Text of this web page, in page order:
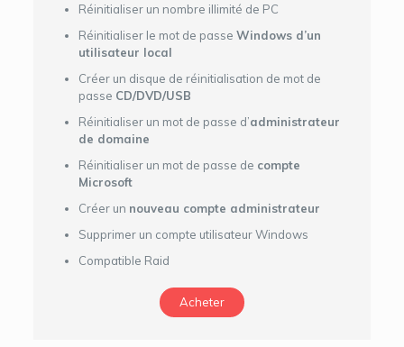
Réinitialiser un nombre illimité de PC
Réinitialiser le mot de passe Windows d’un
utilisateur local
Créer un disque de réinitialisation de mot de
passe CD/DVD/USB
Réinitialiser un mot de passe d’administrateur
de domaine
Réinitialiser un mot de passe de compte
Microsoft
Créer un nouveau compte administrateur
Supprimer un compte utilisateur Windows
Compatible Raid
Acheter